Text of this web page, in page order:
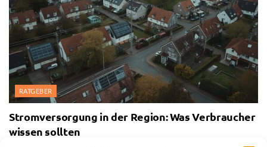
RATGEBER
Stromversorgung in der Region: Was Verbraucher
wissen sollten